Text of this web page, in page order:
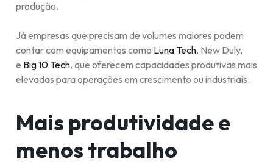
produção.
Já empresas que precisam de volumes maiores podem
contar com equipamentos como Luna Tech, New Duly,
e Big 10 Tech, que oferecem capacidades produtivas mais
elevadas para operações em crescimento ou industriais.
Mais produtividade e
menos trabalho